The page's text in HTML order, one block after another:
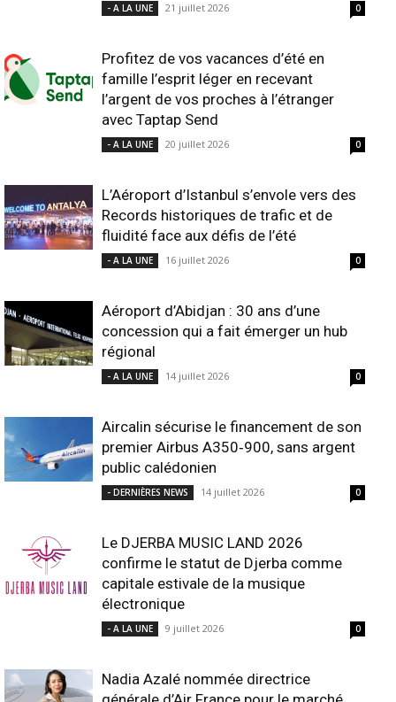
- A LA UNE 21 juillet 2026 0
Profitez de vos vacances d’été en
famille l’esprit léger en recevant
l’argent de vos proches à l’étranger
avec Taptap Send
- A LA UNE 20 juillet 2026 0
L’Aéroport d’Istanbul s’envole vers des
Records historiques de trafic et de
fluidité face aux défis de l’été
- A LA UNE 16 juillet 2026 0
Aéroport d’Abidjan : 30 ans d’une
concession qui a fait émerger un hub
régional
- A LA UNE 14 juillet 2026 0
Aircalin sécurise le financement de son
premier Airbus A350‑900, sans argent
public calédonien
- DERNIÈRES NEWS 14 juillet 2026 0
Le DJERBA MUSIC LAND 2026
confirme le statut de Djerba comme
capitale estivale de la musique
électronique
- A LA UNE 9 juillet 2026 0
Nadia Azalé nommée directrice